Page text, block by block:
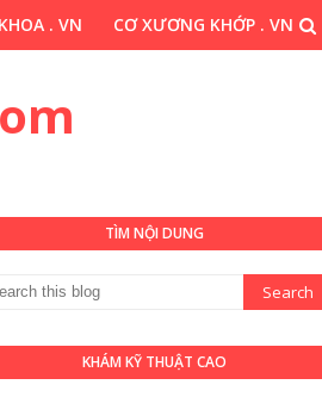
. VN CƠ XƯƠNG KHỚP . VN
TÌM NỘI DUNG
KHÁM KỸ THUẬT CAO